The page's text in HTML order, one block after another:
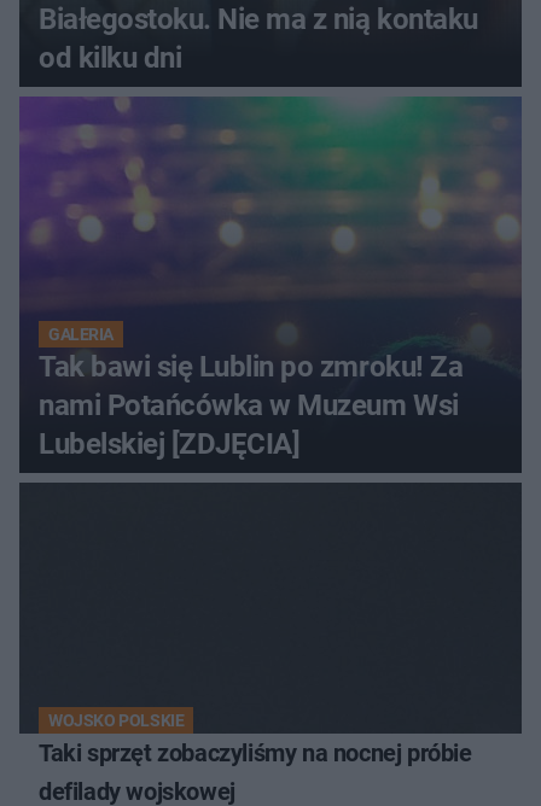
Białegostoku. Nie ma z nią kontaku
od kilku dni
GALERIA
Tak bawi się Lublin po zmroku! Za
nami Potańcówka w Muzeum Wsi
Lubelskiej [ZDJĘCIA]
WOJSKO POLSKIE
Taki sprzęt zobaczyliśmy na nocnej próbie
defilady wojskowej